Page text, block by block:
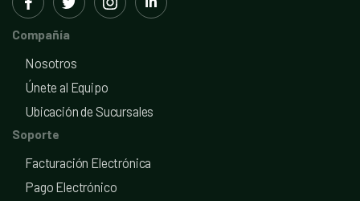
Compañía
Nosotros
Únete al Equipo
Ubicación de Sucursales
Soporte
Facturación Electrónica
Pago Electrónico